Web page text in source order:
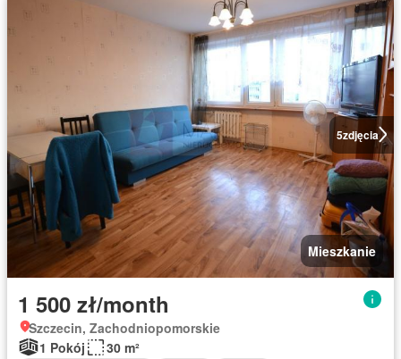
5zdjęcia
Mieszkanie
1 500 zł/month
Szczecin, Zachodniopomorskie
1 Pokój
30 m²